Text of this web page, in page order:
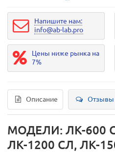
Напишите нам:
info@ab-lab.pro
Цены ниже рынка на
7%
Описание Отзывы
МОДЕЛИ: ЛК-600
ЛК-1200 СЛ, ЛК-